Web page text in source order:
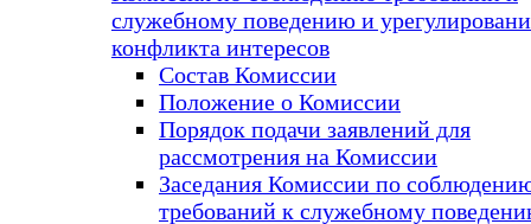
служебному поведению и
конфликта интересов
Состав Комиссии
Положение о Комиссии
Порядок подачи заявлений для
рассмотрения на Комиссии
Заседания Комиссии по
требований к служебному